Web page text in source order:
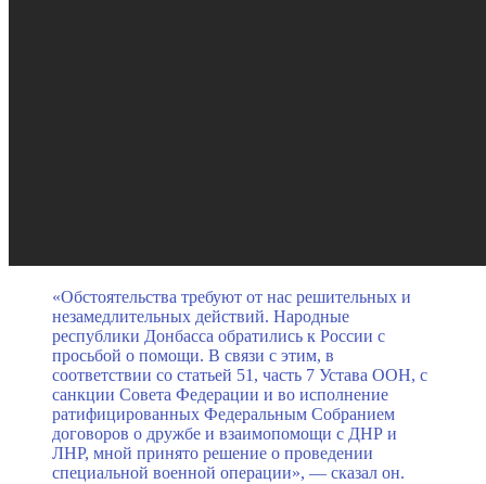
«Обстоятельства требуют от нас решительных и
незамедлительных действий. Народные
республики Донбасса обратились к России с
просьбой о помощи. В связи с этим, в
соответствии со статьей 51, часть 7 Устава ООН, с
санкции Совета Федерации и во исполнение
ратифицированных Федеральным Собранием
договоров о дружбе и взаимопомощи с ДНР и
ЛНР, мной принято решение о проведении
специальной военной операции», — сказал он.